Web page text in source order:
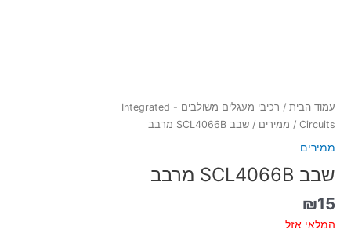
עמוד הבית /
רכיבי מעגלים משולבים - Integrated
Circuits
/ ממירים / שבב SCL4066B מרבב
ממירים
שבב SCL4066B מרבב
₪15
המלאי אזל